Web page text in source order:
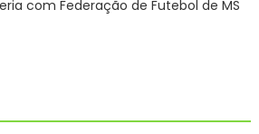
com Federação de Futebol de MS